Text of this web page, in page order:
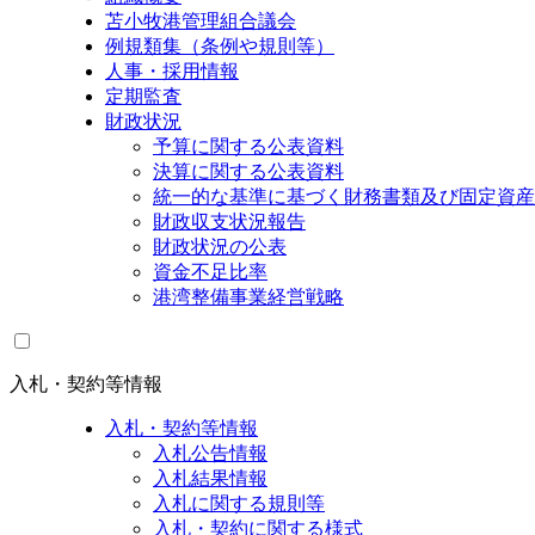
苫小牧港管理組合議会
例規類集（条例や規則等）
人事・採用情報
定期監査
財政状況
予算に関する公表資料
決算に関する公表資料
統一的な基準に基づく財務書類及び固定資
財政収支状況報告
財政状況の公表
資金不足比率
港湾整備事業経営戦略
入札・契約等情報
入札・契約等情報
入札公告情報
入札結果情報
入札に関する規則等
入札・契約に関する様式